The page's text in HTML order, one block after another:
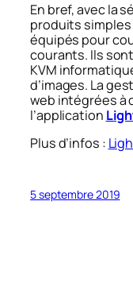
En bref, avec la
produits
équipés pour
courants. Ils
KVM
d’images. La
web intégrées à
l’application
Plus d’infos :
5 septembre 2019